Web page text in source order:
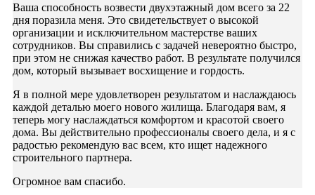
Ваша способность возвести двухэтажный дом всего за 22
дня поразила меня. Это свидетельствует о высокой
организации и исключительном мастерстве ваших
сотрудников. Вы справились с задачей невероятно быстро,
при этом не снижая качество работ. В результате получился
дом, который вызывает восхищение и гордость.
Я в полной мере удовлетворен результатом и наслаждаюсь
каждой деталью моего нового жилища. Благодаря вам, я
теперь могу наслаждаться комфортом и красотой своего
дома. Вы действительно профессионалы своего дела, и я с
радостью рекомендую вас всем, кто ищет надежного
строительного партнера.
Огромное вам спасибо.